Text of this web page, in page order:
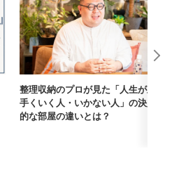
整理収納のプロが見た「人生が上
手くいく人・いかない人」の決定
的な部屋の違いとは？